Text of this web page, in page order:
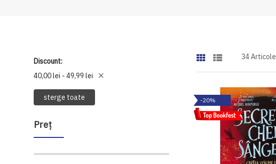
Discount
40,00 lei - 49,99 lei
sterge toate
Preţ
34Articole
-20%